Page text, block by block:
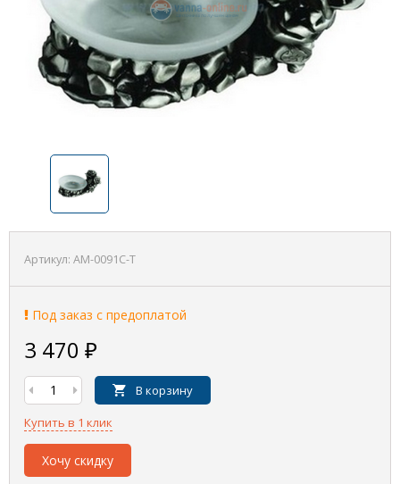
Артикул: AM-0091C-T
Под заказ с предоплатой
3 470 ₽
В корзину
Купить в 1 клик
Хочу скидку